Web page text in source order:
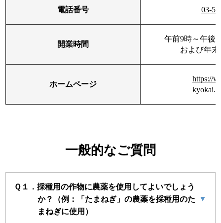
電話番号 03-
開業時間
午前9時～午後
および年
ホームページ
https://
一般的なご質問
Ｑ１．採種用の作物に農薬を使用してよいでしょう
か？（例：「たまねぎ」の農薬を採種用のた
まねぎに使用）
▼